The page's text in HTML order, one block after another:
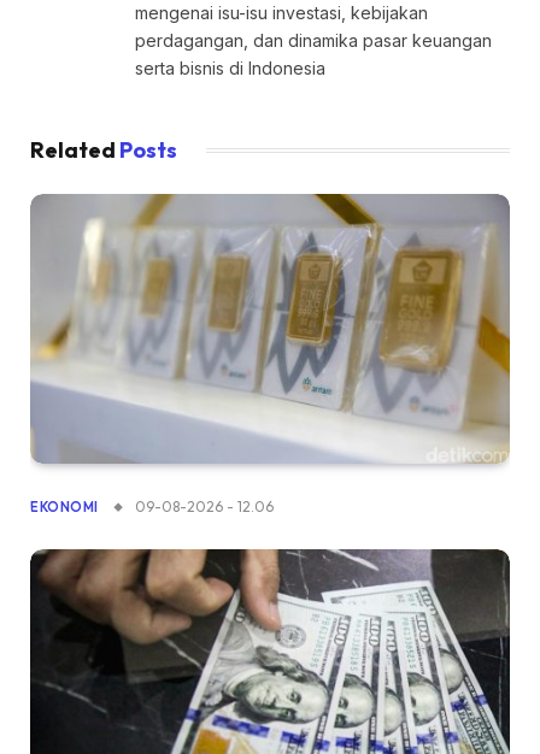
mengenai isu-isu investasi, kebijakan
perdagangan, dan dinamika pasar keuangan
serta bisnis di Indonesia
Related Posts
EKONOMI 09-08-2026 - 12.06